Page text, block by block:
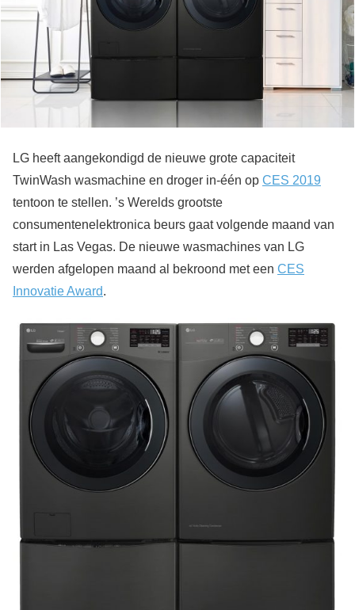
LG heeft aangekondigd de nieuwe grote capaciteit
TwinWash wasmachine en droger in-één op CES 2019
tentoon te stellen. ’s Werelds grootste
consumentenelektronica beurs gaat volgende maand van
start in Las Vegas. De nieuwe wasmachines van LG
werden afgelopen maand al bekroond met een CES
Innovatie Award.